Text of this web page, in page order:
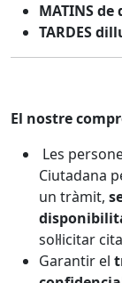
MATINS
TARDES
El nostre
Les
Ciutadana
un tràmit,
sol·licitar
Garantir el